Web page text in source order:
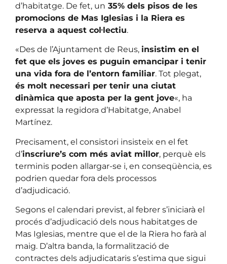
d’habitatge. De fet, un 35% dels pisos de les
promocions de Mas Iglesias i la Riera es
reserva a aquest col·lectiu.
«Des de l’Ajuntament de Reus, insistim en el
fet que els joves es puguin emancipar i tenir
una vida fora de l’entorn familiar. Tot plegat,
és molt necessari per tenir una ciutat
dinàmica que aposta per la gent jove«, ha
expressat la regidora d’Habitatge, Anabel
Martínez.
Precisament, el consistori insisteix en el fet
d’inscriure’s com més aviat millor, perquè els
terminis poden allargar-se i, en conseqüència, es
podrien quedar fora dels processos
d’adjudicació.
Segons el calendari previst, al febrer s’iniciarà el
procés d’adjudicació dels nous habitatges de
Mas Iglesias, mentre que el de la Riera ho farà al
maig. D’altra banda, la formalització de
contractes dels adjudicataris s’estima que sigui